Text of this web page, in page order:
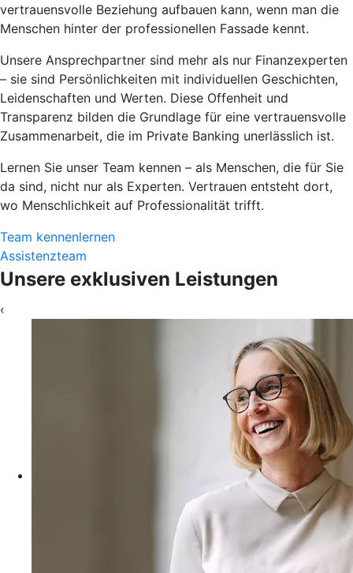
vertrauensvolle Beziehung aufbauen kann, wenn man die
Menschen hinter der professionellen Fassade kennt.
Unsere Ansprechpartner sind mehr als nur Finanzexperten
– sie sind Persönlichkeiten mit individuellen Geschichten,
Leidenschaften und Werten. Diese Offenheit und
Transparenz bilden die Grundlage für eine vertrauensvolle
Zusammenarbeit, die im Private Banking unerlässlich ist.
Lernen Sie unser Team kennen – als Menschen, die für Sie
da sind, nicht nur als Experten. Vertrauen entsteht dort,
wo Menschlichkeit auf Professionalität trifft.
Team kennenlernen
Assistenzteam
Unsere exklusiven Leistungen
‹